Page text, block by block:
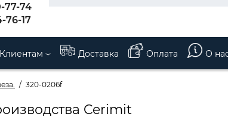
77-74
76-17
Клиентам Доставка Оплата О
320-0206f
Cerimit